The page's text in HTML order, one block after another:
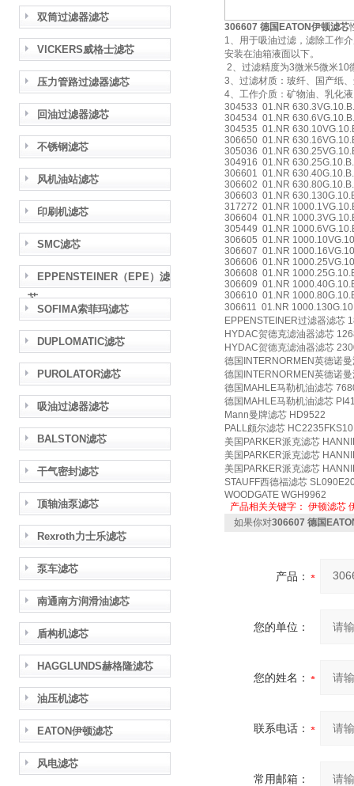
双筒过滤器滤芯
VICKERS威格士滤芯
压力管路过滤器滤芯
回油过滤器滤芯
不锈钢滤芯
风机油站滤芯
印刷机滤芯
SMC滤芯
EPPENSTEINER（EPE）滤
芯
SOFIMA索菲玛滤芯
DUPLOMATIC滤芯
PUROLATOR滤芯
吸油过滤器滤芯
BALSTON滤芯
干气密封滤芯
顶轴油泵滤芯
Rexroth力士乐滤芯
泵车滤芯
南通南方润滑油滤芯
盾构机滤芯
HAGGLUNDS赫格隆滤芯
油压机滤芯
EATON伊顿滤芯
风电滤芯
306607 德国EATON伊顿滤芯
1、用于吸油过滤，滤除工作
安装在油箱液面以下。
2、过滤精度为3微米5微米10
3、过滤材质：玻纤、国产纸
4、工作介质：矿物油、乳化
304533 01.NR
304534 01.NR
304535 01.NR
306650 01.NR
305036 01.NR
304916 01.NR
306601 01.NR
306602 01.NR
306603 01.NR
317272 01.NR
306604 01.NR
305449 01.NR
306605 01.NR
306607 01.NR
306606 01.NR
306608 01.NR
306609 01.NR
306610 01.NR
306611 01.NR
EPPENSTEINER过滤器滤芯
HYDAC贺德克滤油器滤芯
HYDAC贺德克滤油器滤芯
德国INTERNORMEN英德诺
德国INTERNORMEN英德诺
德国MAHLE马勒机油滤芯
德国MAHLE马勒机油滤芯
Mann曼牌滤芯 HD9522
PALL颇尔滤芯 HC2235FKS10
美国PARKER派克滤芯
美国PARKER派克滤芯
美国PARKER派克滤芯
STAUFF西德福滤芯
WOODGATE WGH9962
产品相关关键字： 伊顿滤芯
如果你对306607 德国
产品：
您的单位：
您的姓名：
联系电话：
常用邮箱：